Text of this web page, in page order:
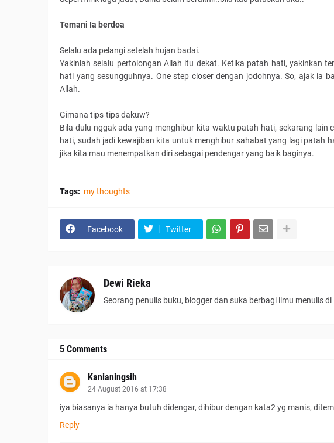
Temani Ia berdoa
Selalu ada pelangi setelah hujan badai.
Yakinlah selalu pertolongan Allah itu dekat. Ketika patah hati, yakinkan
hati yang sesungguhnya. One step closer dengan jodohnya. So, ajak ia
Allah.
Gimana tips-tips dakuw?
Bila dulu nggak ada yang menghibur kita waktu patah hati, sekarang
hati, sudah jadi kewajiban kita untuk menghibur sahabat yang lagi patah
jika kita mau menempatkan diri sebagai pendengar yang baik baginya.
Tags: my thoughts
Facebook Twitter
Dewi Rieka
Seorang penulis buku, blogger dan suka berbagi ilmu menulis di
5 Comments
Kanianingsih
24 August 2016 at 17:38
iya biasanya ia hanya butuh didengar, dihibur dengan kata2 yg manis,
Reply